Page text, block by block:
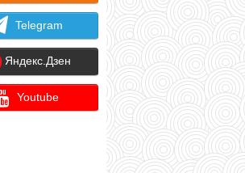
Telegram
Яндекс.Дзен
Youtube